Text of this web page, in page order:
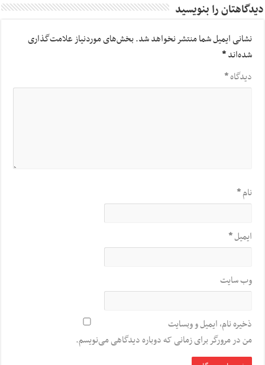
دیدگاهتان را بنویسید
نشانی ایمیل شما منتشر نخواهد شد.بخش‌های موردنیاز علامت‌گذاری
شده‌اند*
دیدگاه*
نام*
ایمیل*
وب‌ سایت
ذخیره نام، ایمیل و وبسایت
من در مرورگر برای زمانی که دوباره دیدگاهی می‌نویسم.